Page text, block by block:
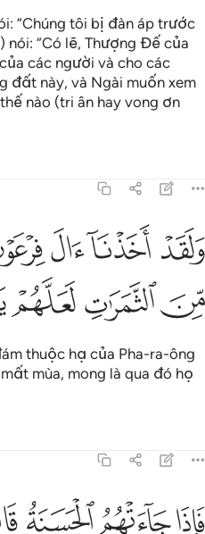
“Chúng tôi bị đàn áp trước
nói: “Có lẽ, Thượng Đế của
các người và cho các
đất này, và Ngài muốn xem
nào (tri ân hay vong ơn
ولقد اخذنا ال فرعون بالسنين ونقص
وَلَقَدْ أَخَذْنَآ ءَالَ فِرْعَوْنَ بِٱلسِّنِينَ
ﳃ ﳄﳅ
ﳉﳊﳋ
thuộc hạ của Pha-ra-ông
mùa, mong là qua đó họ
فاذا جاءتهم الحسنة قالوا لنا هاذه
فَإِذَا جَآءَتْهُمُ ٱلْحَسَنَةُ قَالُوا۟ لَنَا
ﱁﱂﱃ